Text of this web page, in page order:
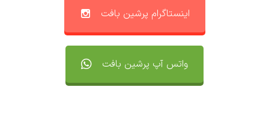
اینستاگرام پرشین بافت
واتس آپ پرشین بافت